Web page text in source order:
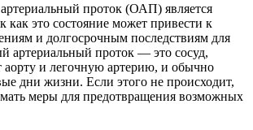
проток (ОАП) является
как это состояние может привести к
и долгосрочным последствиям для
артериальный проток — это сосуд,
аорту и легочную артерию, и обычно
дни жизни. Если этого не происходит,
меры для предотвращения возможных